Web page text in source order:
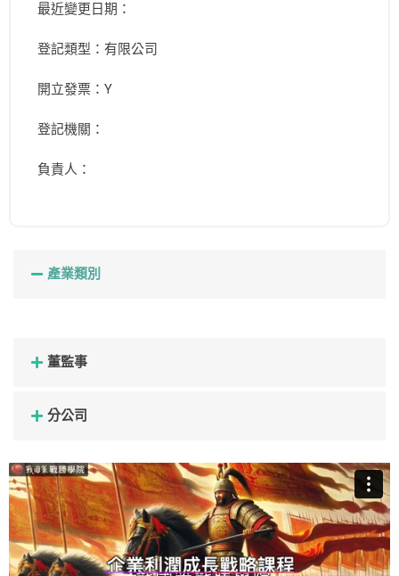
最近變更日期：
登記類型：有限公司
開立發票：Y
登記機關：
負責人：
產業類別
董監事
分公司